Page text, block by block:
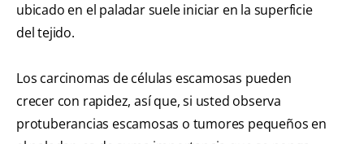
ubicado en el paladar suele iniciar en la superficie
del tejido.
Los carcinomas de células escamosas pueden
crecer con rapidez, así que, si usted observa
protuberancias escamosas o tumores pequeños en